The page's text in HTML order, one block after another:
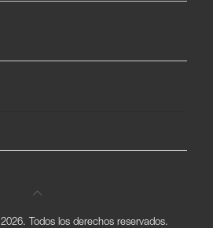
2026. Todos los derechos reservados.